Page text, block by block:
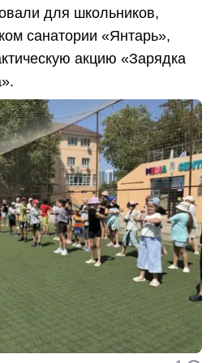
для школьников,
санатории «Янтарь»,
акцию «Зарядка